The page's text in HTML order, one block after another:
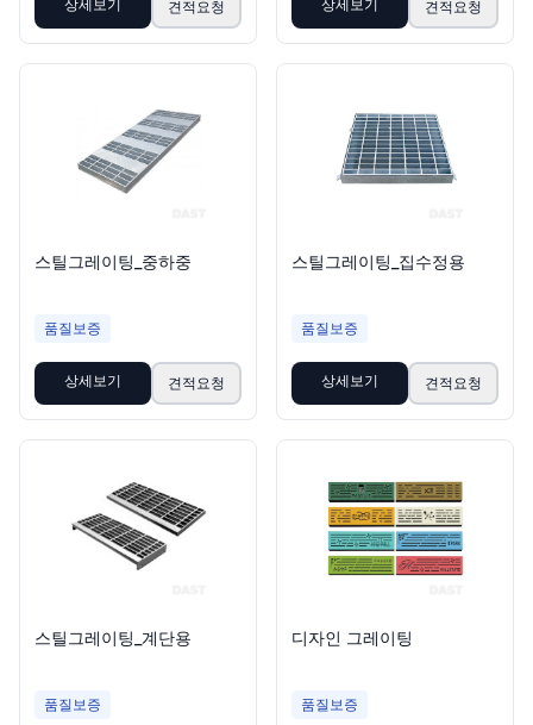
상세보기 견적요청 상세보기 견적요청
스틸그레이팅_중하중
품질보증
상세보기 견적요청
스틸그레이팅_집수정용
품질보증
상세보기 견적요청
스틸그레이팅_계단용
품질보증
디자인 그레이팅
품질보증